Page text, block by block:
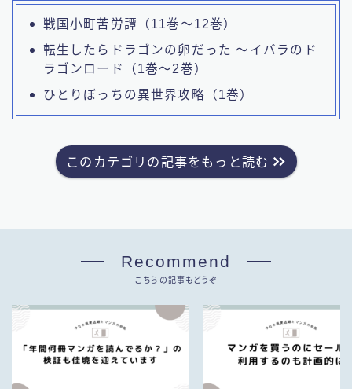
戦国小町苦労譚（11巻～12巻）
転生したらドラゴンの卵だった ～イバラのド
ラゴンロード（1巻～2巻）
ひとりぼっちの異世界攻略（1巻）
このカテゴリの記事をもっと読む
Recommend
こちらの記事もどうぞ